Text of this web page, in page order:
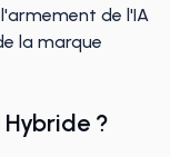
de l'IA
la marque
?